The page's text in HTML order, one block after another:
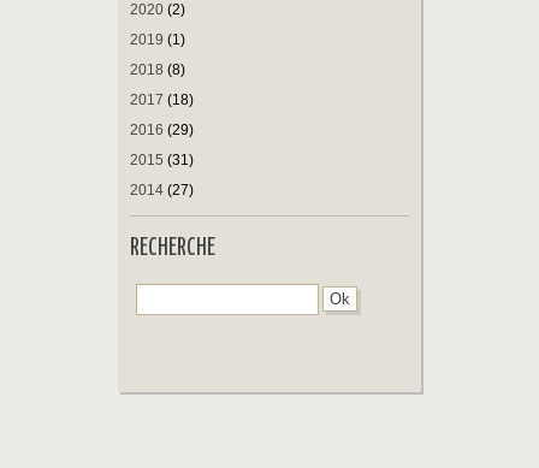
2020 (2)
2019 (1)
2018 (8)
2017 (18)
2016 (29)
2015 (31)
2014 (27)
RECHERCHE